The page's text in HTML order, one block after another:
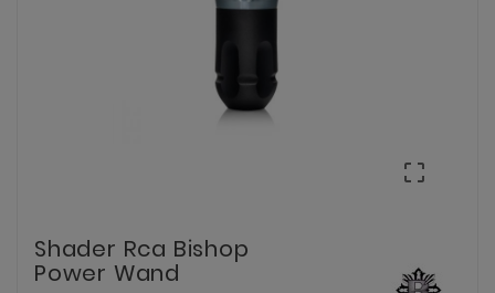

Shader Rca Bishop
Power Wand